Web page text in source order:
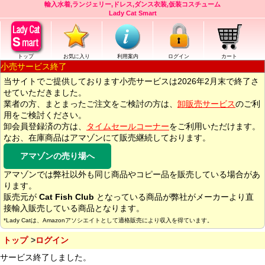
輸入水着,ランジェリー,ドレス,ダンス衣装,仮装コスチューム
Lady Cat Smart
トップ お気に入り 利用案内 ログイン カート
小売サービス終了
当サイトでご提供しております小売サービスは2026年2月末で終了さ
せていただきました。
業者の方、まとまったご注文をご検討の方は、 卸販売サービスのご利
用をご検討ください。
卸会員登録済の方は、
タイムセールコーナーをご利用いただけます。
なお、在庫商品はアマゾンにて販売継続しております。
アマゾンの売り場へ
アマゾンでは弊社以外も同じ商品やコピー品を販売している場合があ
ります。
販売元が Cat Fish Club となっている商品が弊社がメーカーより直
接輸入販売している商品となります。
*Lady Catは、Amazonアソシエイトとして適格販売により収入を得ています。
トップ
ログイン
サービス終了しました。